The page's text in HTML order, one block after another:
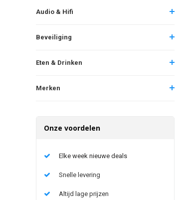
Audio & Hifi
Beveiliging
Eten & Drinken
Merken
Onze voordelen
Elke week nieuwe deals
Snelle levering
Altijd lage prijzen